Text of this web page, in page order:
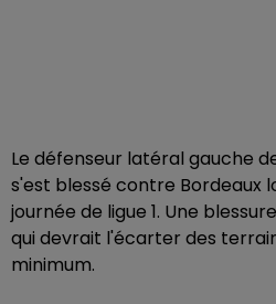
Le défenseur latéral gauche
s'est blessé contre Bordeaux
journée de ligue 1. Une
qui devrait l'écarter des
minimum.